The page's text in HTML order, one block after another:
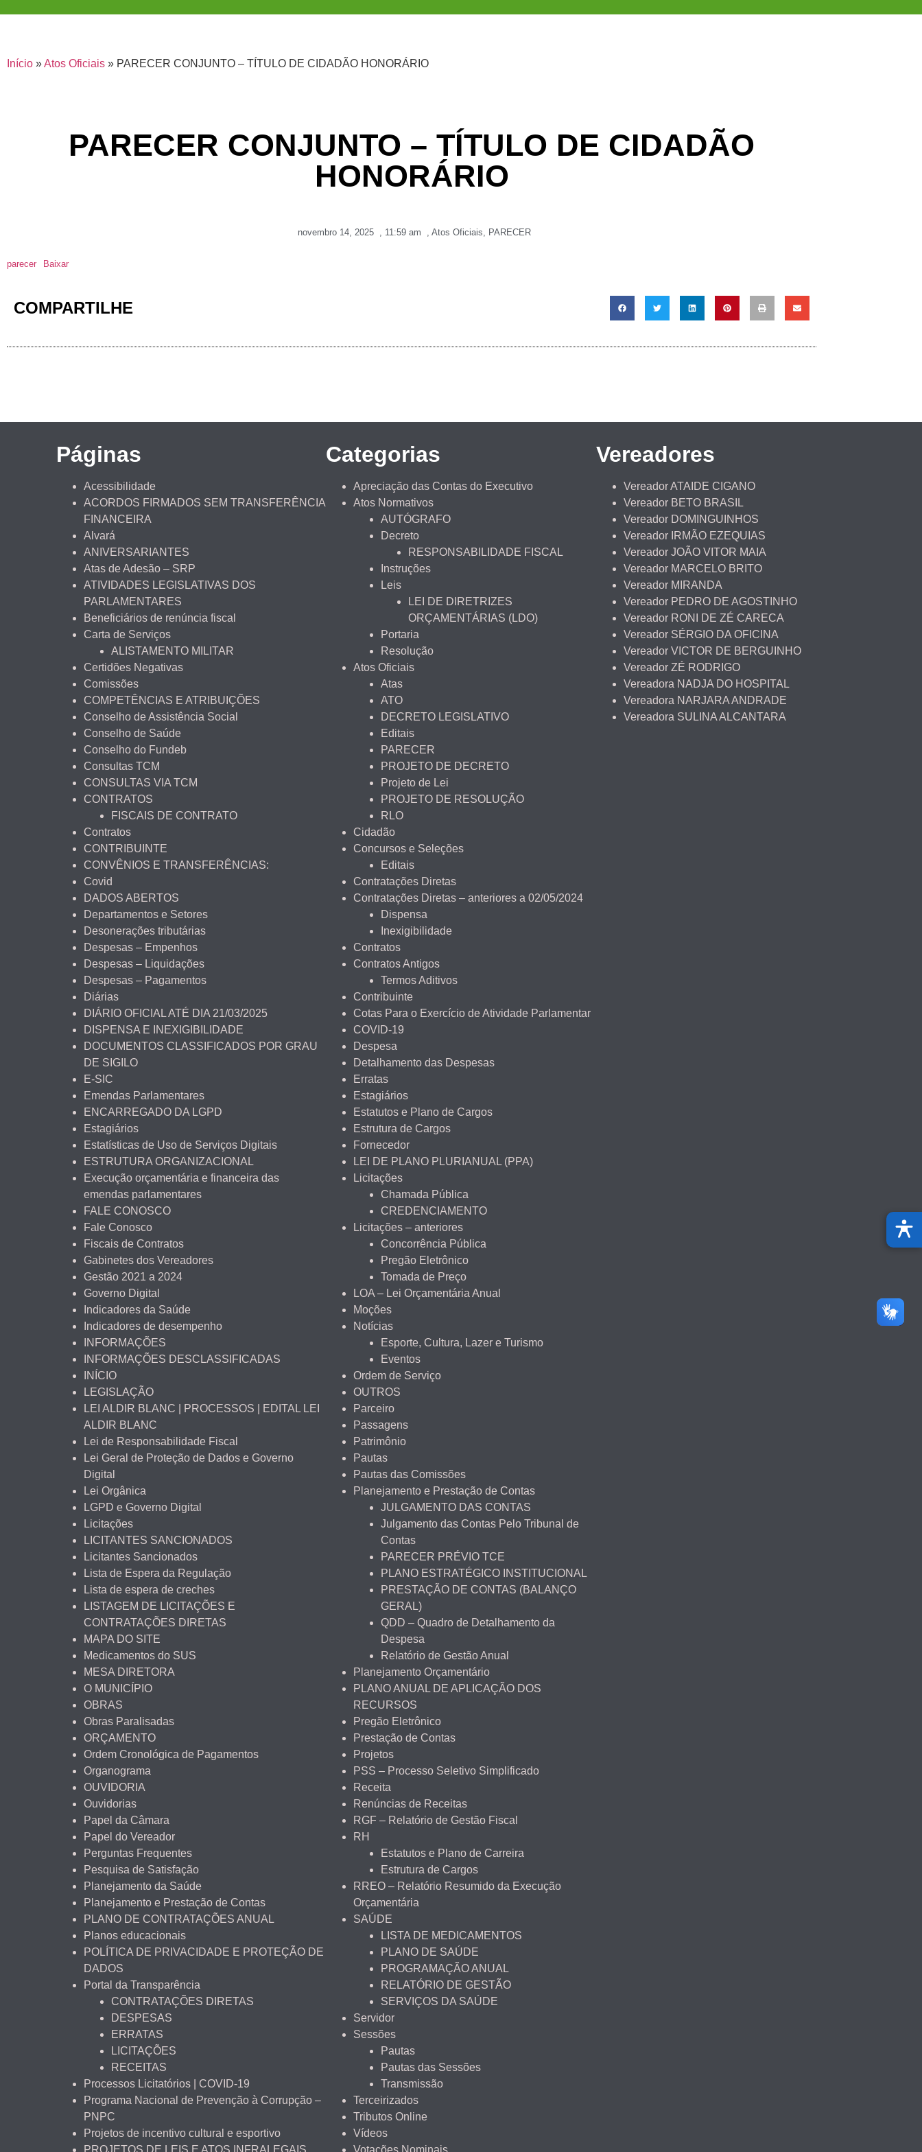
Início »Atos Oficiais » PARECER CONJUNTO – TÍTULO DE CIDADÃO HONORÁRIO
PARECER CONJUNTO – TÍTULO DE CIDADÃO
HONORÁRIO
novembro 14, 2025 , 11:59 am , Atos Oficiais, PARECER
parecer Baixar
COMPARTILHE
Páginas
Acessibilidade
ACORDOS FIRMADOS SEM TRANSFERÊNCIA
FINANCEIRA
Alvará
ANIVERSARIANTES
Atas de Adesão – SRP
ATIVIDADES LEGISLATIVAS DOS
PARLAMENTARES
Beneficiários de renúncia fiscal
Carta de Serviços
ALISTAMENTO MILITAR
Certidões Negativas
Comissões
COMPETÊNCIAS E ATRIBUIÇÕES
Conselho de Assistência Social
Conselho de Saúde
Conselho do Fundeb
Consultas TCM
CONSULTAS VIA TCM
CONTRATOS
FISCAIS DE CONTRATO
Contratos
CONTRIBUINTE
CONVÊNIOS E TRANSFERÊNCIAS:
Covid
DADOS ABERTOS
Departamentos e Setores
Desonerações tributárias
Despesas – Empenhos
Despesas – Liquidações
Despesas – Pagamentos
Diárias
DIÁRIO OFICIAL ATÉ DIA 21/03/2025
DISPENSA E INEXIGIBILIDADE
DOCUMENTOS CLASSIFICADOS POR GRAU
DE SIGILO
E-SIC
Emendas Parlamentares
ENCARREGADO DA LGPD
Estagiários
Estatísticas de Uso de Serviços Digitais
ESTRUTURA ORGANIZACIONAL
Execução orçamentária e financeira das
emendas parlamentares
FALE CONOSCO
Fale Conosco
Fiscais de Contratos
Gabinetes dos Vereadores
Gestão 2021 a 2024
Governo Digital
Indicadores da Saúde
Indicadores de desempenho
INFORMAÇÕES
INFORMAÇÕES DESCLASSIFICADAS
INÍCIO
LEGISLAÇÃO
LEI ALDIR BLANC | PROCESSOS | EDITAL LEI
ALDIR BLANC
Lei de Responsabilidade Fiscal
Lei Geral de Proteção de Dados e Governo
Digital
Lei Orgânica
LGPD e Governo Digital
Licitações
LICITANTES SANCIONADOS
Licitantes Sancionados
Lista de Espera da Regulação
Lista de espera de creches
LISTAGEM DE LICITAÇÕES E
CONTRATAÇÕES DIRETAS
MAPA DO SITE
Medicamentos do SUS
MESA DIRETORA
O MUNICÍPIO
OBRAS
Obras Paralisadas
ORÇAMENTO
Ordem Cronológica de Pagamentos
Organograma
OUVIDORIA
Ouvidorias
Papel da Câmara
Papel do Vereador
Perguntas Frequentes
Pesquisa de Satisfação
Planejamento da Saúde
Planejamento e Prestação de Contas
PLANO DE CONTRATAÇÕES ANUAL
Planos educacionais
POLÍTICA DE PRIVACIDADE E PROTEÇÃO DE
DADOS
Portal da Transparência
CONTRATAÇÕES DIRETAS
DESPESAS
ERRATAS
LICITAÇÕES
RECEITAS
Processos Licitatórios | COVID-19
Programa Nacional de Prevenção à Corrupção –
PNPC
Projetos de incentivo cultural e esportivo
Categorias
Apreciação das Contas do Executivo
Atos Normativos
AUTÓGRAFO
Decreto
RESPONSABILIDADE FISCAL
Instruções
Leis
LEI DE DIRETRIZES
ORÇAMENTÁRIAS (LDO)
Portaria
Resolução
Atos Oficiais
Atas
ATO
DECRETO LEGISLATIVO
Editais
PARECER
PROJETO DE DECRETO
Projeto de Lei
PROJETO DE RESOLUÇÃO
RLO
Cidadão
Concursos e Seleções
Editais
Contratações Diretas
Contratações Diretas – anteriores a 02/05/2024
Dispensa
Inexigibilidade
Contratos
Contratos Antigos
Termos Aditivos
Contribuinte
Cotas Para o Exercício de Atividade Parlamentar
COVID-19
Despesa
Detalhamento das Despesas
Erratas
Estagiários
Estatutos e Plano de Cargos
Estrutura de Cargos
Fornecedor
LEI DE PLANO PLURIANUAL (PPA)
Licitações
Chamada Pública
CREDENCIAMENTO
Licitações – anteriores
Concorrência Pública
Pregão Eletrônico
Tomada de Preço
LOA – Lei Orçamentária Anual
Moções
Notícias
Esporte, Cultura, Lazer e Turismo
Eventos
Ordem de Serviço
OUTROS
Parceiro
Passagens
Patrimônio
Pautas
Pautas das Comissões
Planejamento e Prestação de Contas
JULGAMENTO DAS CONTAS
Julgamento das Contas Pelo Tribunal de
Contas
PARECER PRÉVIO TCE
PLANO ESTRATÉGICO INSTITUCIONAL
PRESTAÇÃO DE CONTAS (BALANÇO
GERAL)
QDD – Quadro de Detalhamento da
Despesa
Relatório de Gestão Anual
Planejamento Orçamentário
PLANO ANUAL DE APLICAÇÃO DOS
RECURSOS
Pregão Eletrônico
Prestação de Contas
Projetos
PSS – Processo Seletivo Simplificado
Receita
Renúncias de Receitas
RGF – Relatório de Gestão Fiscal
RH
Estatutos e Plano de Carreira
Estrutura de Cargos
RREO – Relatório Resumido da Execução
Orçamentária
SAÚDE
LISTA DE MEDICAMENTOS
PLANO DE SAÚDE
PROGRAMAÇÃO ANUAL
RELATÓRIO DE GESTÃO
SERVIÇOS DA SAÚDE
Servidor
Sessões
Pautas
Pautas das Sessões
Transmissão
Terceirizados
Tributos Online
Vídeos
Vereadores
Vereador ATAIDE CIGANO
Vereador BETO BRASIL
Vereador DOMINGUINHOS
Vereador IRMÃO EZEQUIAS
Vereador JOÃO VITOR MAIA
Vereador MARCELO BRITO
Vereador MIRANDA
Vereador PEDRO DE AGOSTINHO
Vereador RONI DE ZÉ CARECA
Vereador SÉRGIO DA OFICINA
Vereador VICTOR DE BERGUINHO
Vereador ZÉ RODRIGO
Vereadora NADJA DO HOSPITAL
Vereadora NARJARA ANDRADE
Vereadora SULINA ALCANTARA